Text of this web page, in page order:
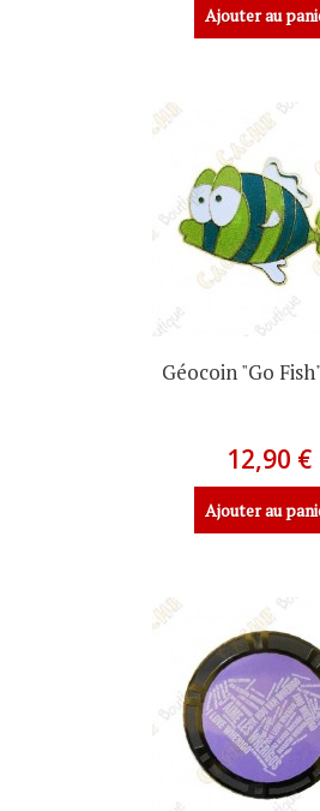
Ajouter au
Géocoin "Go
12,90 €
Ajouter au